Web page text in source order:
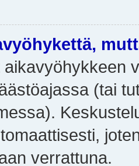
aikavyöhykkeen
(tai
verrattuna.